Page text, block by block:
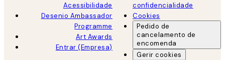
Acessibilidade
Desenio Ambassador
Programme
Art Awards
Entrar (Empresa)
confidencialidade
Cookies
Pedido de
cancelamento de
encomenda
Gerir cookies